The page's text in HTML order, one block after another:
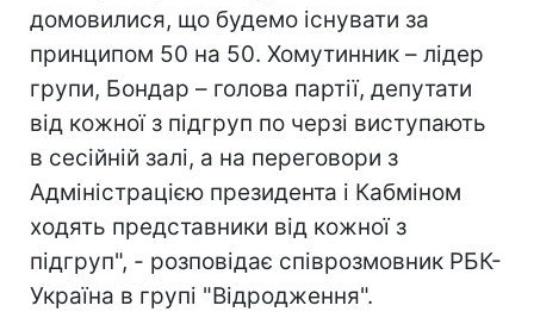
домовилися, що будемо існувати за
принципом 50 на 50. Хомутинник – лідер
групи, Бондар – голова партії, депутати
від кожної з підгруп по черзі виступають
в сесійній залі, а на переговори з
Адміністрацією президента і Кабміном
ходять представники від кожної з
підгруп", - розповідає співрозмовник РБК-
Україна в групі "Відродження".